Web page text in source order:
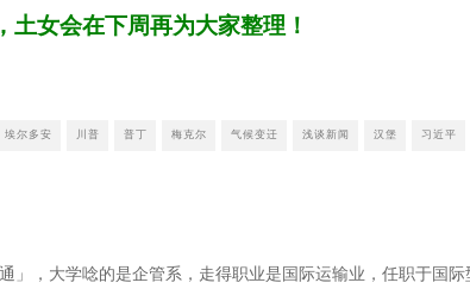
女会在下周再为大家整理！
埃尔多安 川普 普丁 梅克尔 气候变迁 浅谈新闻 汉堡 习近平
」，大学唸的是企管系，走得职业是国际运输业，任职于国